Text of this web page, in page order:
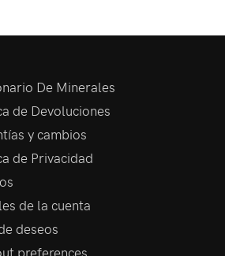
De Minerales
de Devoluciones
y cambios
de Privacidad
de la cuenta
deseos
preferences